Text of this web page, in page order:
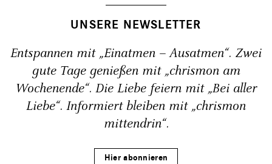
UNSERE NEWSLETTER
Entspannen mit „Einatmen – Ausatmen“. Zwei
gute Tage genießen mit „chrismon am
Wochenende“. Die Liebe feiern mit „Bei aller
Liebe“. Informiert bleiben mit „chrismon
mittendrin“.
Hier abonnieren